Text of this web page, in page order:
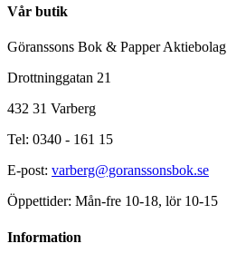
Vår butik
Göranssons Bok & Papper Aktiebolag
Drottninggatan 21
432 31 Varberg
Tel: 0340 - 161 15
E-post: varberg@goranssonsbok.se
Öppettider: Mån-fre 10-18, lör 10-15
Information